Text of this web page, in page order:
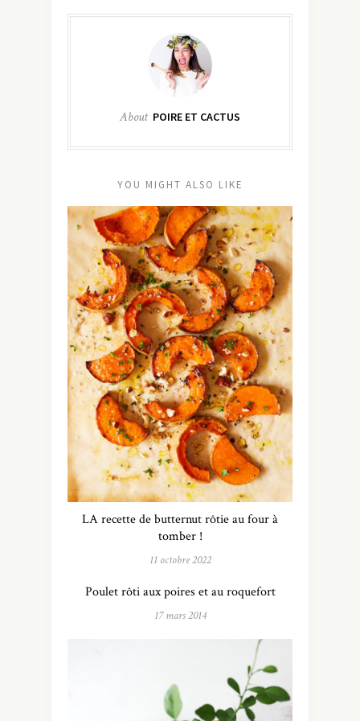
About POIRE ET CACTUS
YOU MIGHT ALSO LIKE
LA recette de butternut rôtie au four à
tomber !
11 octobre 2022
Poulet rôti aux poires et au roquefort
17 mars 2014